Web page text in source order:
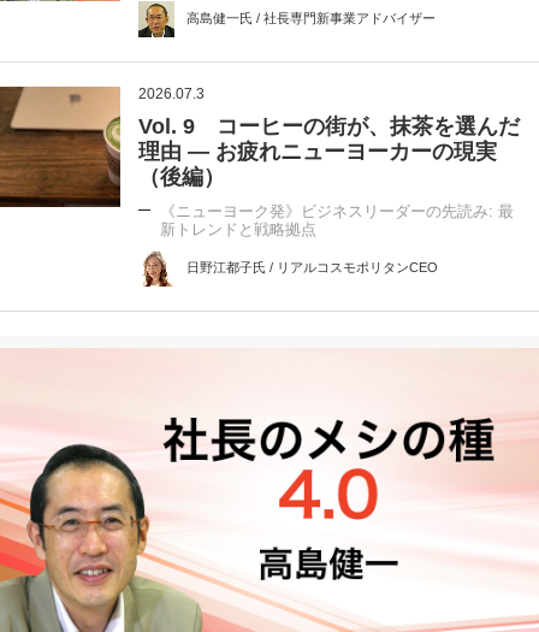
高島健一氏 / 社長専門新事業アドバイザー
2026.07.3
Vol. 9 コーヒーの街が、抹茶を選んだ
理由 ― お疲れニューヨーカーの現実
（後編）
《ニューヨーク発》ビジネスリーダーの先読み: 最
新トレンドと戦略拠点
日野江都子氏 / リアルコスモポリタンCEO